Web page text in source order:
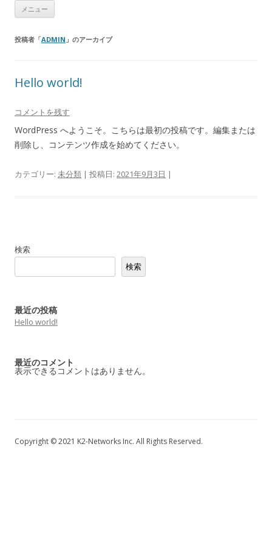
(株)ケイツー・ネットワークス
ネットワークのK2-Networks Inc.
メニュー
ツ
へ
プ
投稿者「ADMIN 」のアーカイブ
Hello world!
コメントを残す
WordPress へようこそ。こちらは最初の投稿です。編集または
削除し、コンテンツ作成を始めてください。
カテゴリー: 未分類 | 投稿日: 2021年9月3日 |
検索
検索
最近の投稿
Hello world!
最近のコメント
表示できるコメントはありません。
Copyright © 2021 K2-Networks Inc. All Rights Reserved.